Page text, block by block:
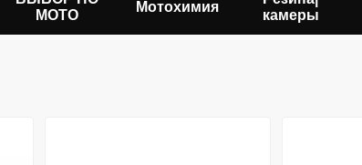
МОТО
Мотохимия
камеры